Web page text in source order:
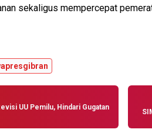
sekaligus mempercepat
UU Pemilu, Hindari Gugatan